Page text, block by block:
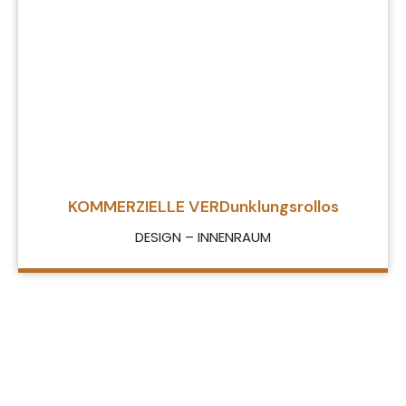
KOMMERZIELLE VERDunklungsrollos
DESIGN – INNENRAUM